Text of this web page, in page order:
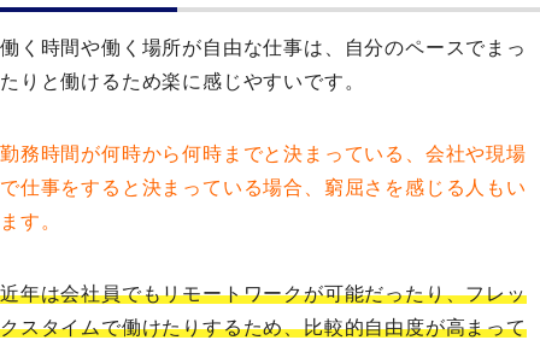
働く時間や働く場所が自由な仕事は、自分のペースでまっ
たりと働けるため楽に感じやすいです。
勤務時間が何時から何時までと決まっている、会社や現場
で仕事をすると決まっている場合、窮屈さを感じる人もい
ます。
近年は会社員でもリモートワークが可能だったり、フレッ
クスタイムで働けたりするため、比較的自由度が高まって